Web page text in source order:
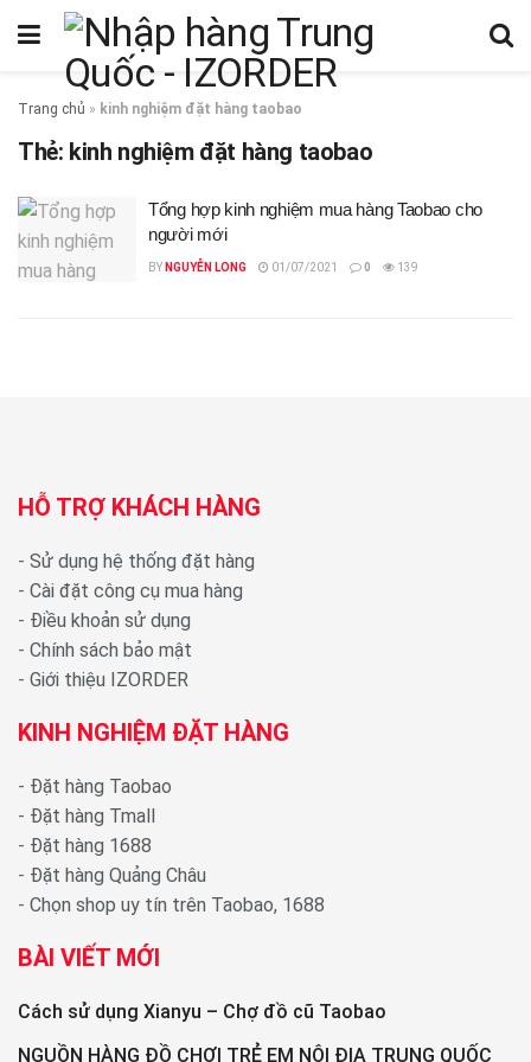
Trang chủ » kinh nghiệm đặt hàng taobao
Thẻ: kinh nghiệm đặt hàng taobao
Tổng hợp kinh nghiệm mua hàng Taobao cho
người mới
BY NGUYỄN LONG 01/07/2021 0 139
HỖ TRỢ KHÁCH HÀNG
- Sử dụng hệ thống đặt hàng
- Cài đặt công cụ mua hàng
- Điều khoản sử dụng
- Chính sách bảo mật
- Giới thiệu IZORDER
KINH NGHIỆM ĐẶT HÀNG
- Đặt hàng Taobao
- Đặt hàng Tmall
- Đặt hàng 1688
- Đặt hàng Quảng Châu
- Chọn shop uy tín trên Taobao, 1688
BÀI VIẾT MỚI
Cách sử dụng Xianyu – Chợ đồ cũ Taobao
NGUỒN HÀNG ĐỒ CHƠI TRẺ EM NỘI ĐỊA TRUNG QUỐC